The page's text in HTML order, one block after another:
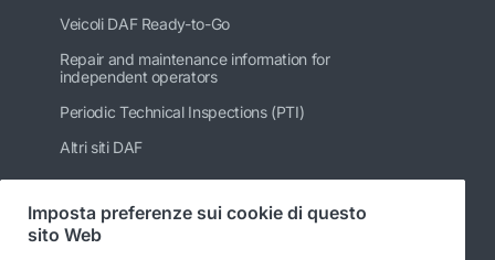
Veicoli DAF Ready-to-Go
Repair and maintenance information for
independent operators
Periodic Technical Inspections (PTI)
Altri siti DAF
Seguici
Imposta preferenze sui cookie di questo
sito Web